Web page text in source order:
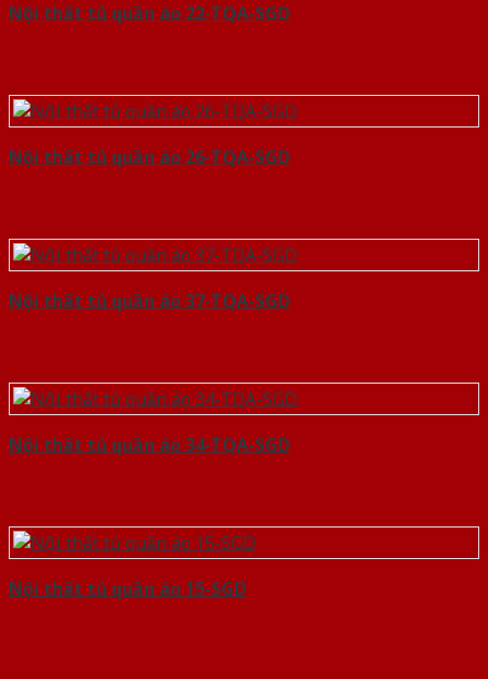
Nội thất tủ quần áo 22-TQA-SGD
Nội thất tủ quần áo 26-TQA-SGD
Nội thất tủ quần áo 37-TQA-SGD
Nội thất tủ quần áo 34-TQA-SGD
Nội thất tủ quần áo 15-SGD